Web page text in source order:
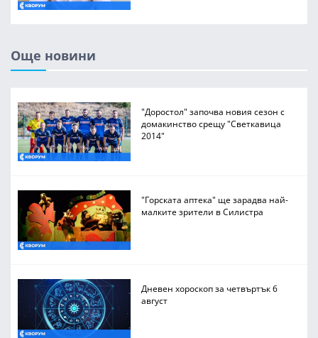
Още новини
"Доростол" започва новия сезон с
домакинство срещу "Светкавица
2014"
"Горската аптека" ще зарадва най-
малките зрители в Силистра
Дневен хороскоп за четвъртък 6
август